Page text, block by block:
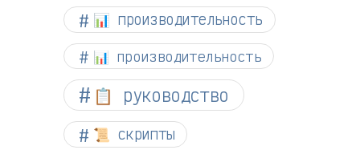
📊 производительность
📊 производительность
📋 руководство
📜 скрипты